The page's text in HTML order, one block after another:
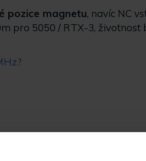
pozice magnetu, navíc NC
pro 5050 / RTX-3, životnost